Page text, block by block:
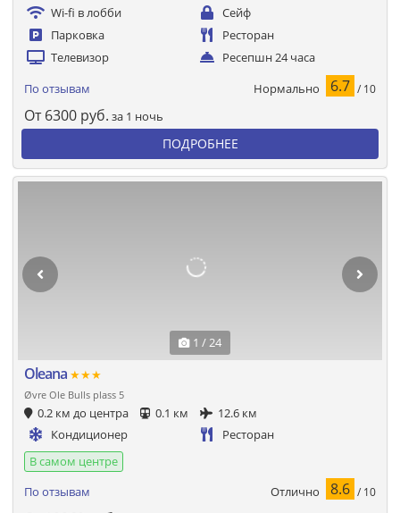
Wi-fi в лобби
Сейф
Парковка
Ресторан
Телевизор
Ресепшн 24 часа
По отзывам Нормально 6.7 / 10
От 6300 руб. за 1 ночь
ПОДРОБНЕЕ
1 / 24
Oleana ★★★
Øvre Ole Bulls plass 5
0.2 км до центра 0.1 км
12.6 км
Кондиционер
Ресторан
В самом центре
По отзывам
Отлично 8.6 / 10